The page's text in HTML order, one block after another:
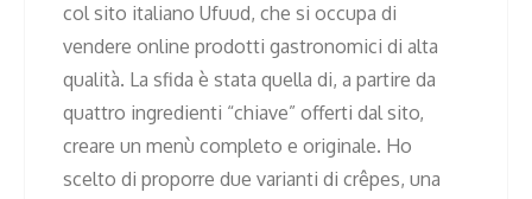
col sito italiano Ufuud, che si occupa di
vendere online prodotti gastronomici di alta
qualità. La sfida è stata quella di, a partire da
quattro ingredienti “chiave” offerti dal sito,
creare un menù completo e originale. Ho
scelto di proporre due varianti di crêpes, una